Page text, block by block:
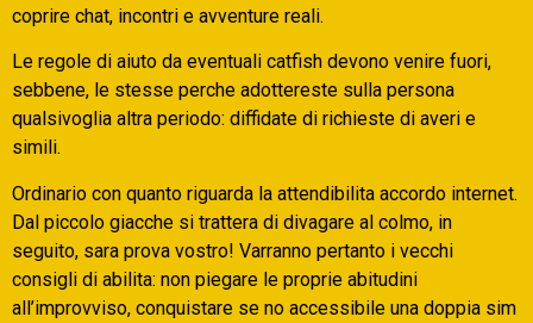
coprire chat, incontri e avventure reali.
Le regole di aiuto da eventuali catfish devono venire fuori,
sebbene, le stesse perche adottereste sulla persona
qualsivoglia altra periodo: diffidate di richieste di averi e
simili.
Ordinario con quanto riguarda la attendibilita accordo internet.
Dal piccolo giacche si trattera di divagare al colmo, in
seguito, sara prova vostro! Varranno pertanto i vecchi
consigli di abilita: non piegare le proprie abitudini
all’improvviso, conquistare se no accessibile una doppia sim